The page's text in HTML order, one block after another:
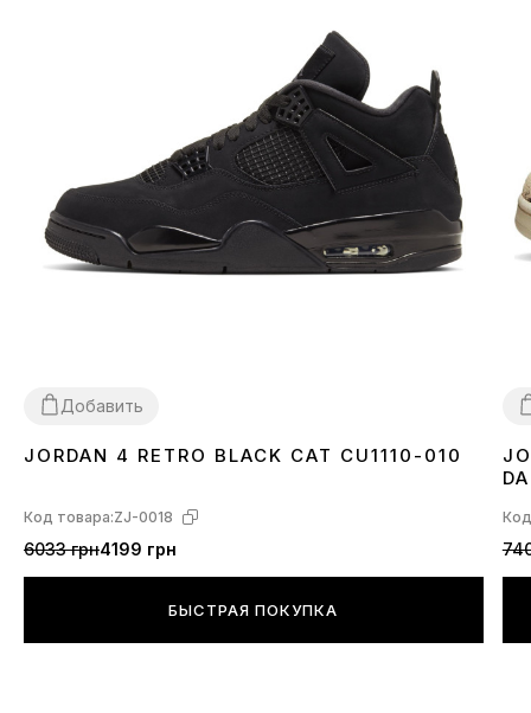
Добавить
36373839404142 43444546
JORDAN 4 RETRO BLACK CAT CU1110-010
Код товара:ZJ-0018
6033 грн4199 грн
БЫСТРАЯ ПОКУПКА